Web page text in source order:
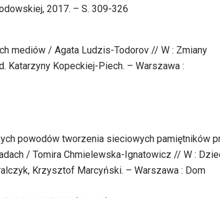
2017. – S. 309-326
mediów / Agata Ludzis-Todorov // W : Zmiany
Katarzyny Kopeckiej-Piech. – Warszawa :
powodów tworzenia sieciowych pamiętników
/ Tomira Chmielewska-Ignatowicz // W :
Krzysztof Marcyński. – Warszawa : Dom